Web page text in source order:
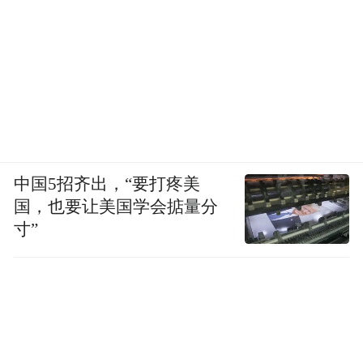
中国5招齐出，“要打疼美
国，也要让美国学会掂量分
寸”